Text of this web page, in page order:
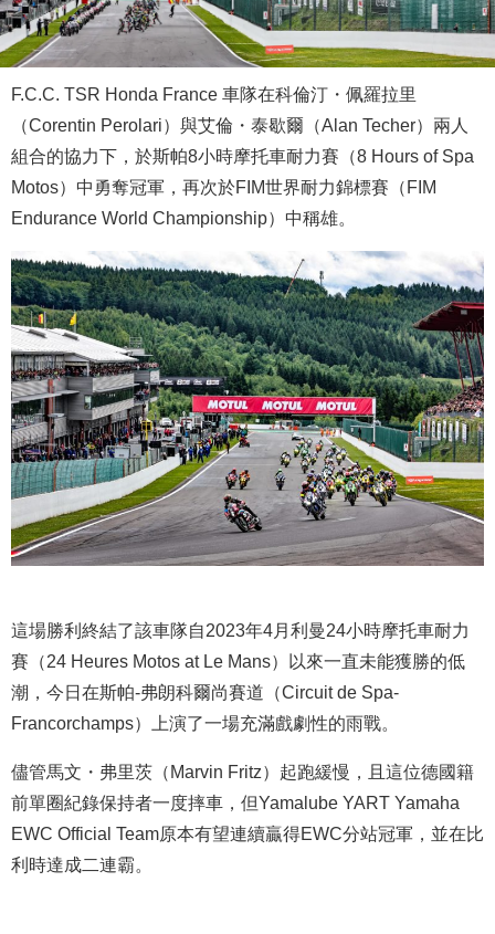
F.C.C. TSR Honda France 車隊在科倫汀・佩羅拉里
（Corentin Perolari）與艾倫・泰歇爾（Alan Techer）兩人
組合的協力下，於斯帕8小時摩托車耐力賽（8 Hours of Spa
Motos）中勇奪冠軍，再次於FIM世界耐力錦標賽（FIM
Endurance World Championship）中稱雄。
這場勝利終結了該車隊自2023年4月利曼24小時摩托車耐力
賽（24 Heures Motos at Le Mans）以來一直未能獲勝的低
潮，今日在斯帕-弗朗科爾尚賽道（Circuit de Spa-
Francorchamps）上演了一場充滿戲劇性的雨戰。
儘管馬文・弗里茨（Marvin Fritz）起跑緩慢，且這位德國籍
前單圈紀錄保持者一度摔車，但Yamalube YART Yamaha
EWC Official Team原本有望連續贏得EWC分站冠軍，並在比
利時達成二連霸。